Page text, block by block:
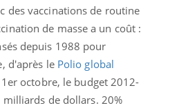
des vaccinations de routine
de masse a un coût :
depuis 1988 pour
d'après le Polio global
octobre, le budget 2012-
de dollars. 20%